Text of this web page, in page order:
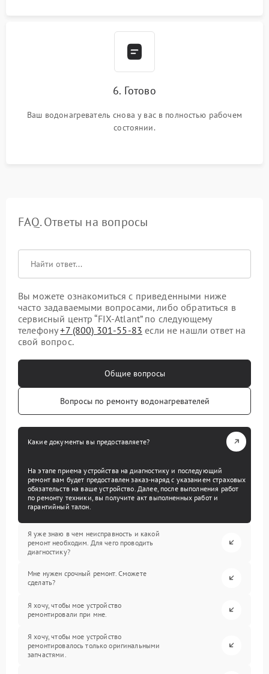
6. Готово
Ваш водонагреватель снова у вас в полностью рабочем
состоянии.
FAQ. Ответы на вопросы
Вы можете ознакомиться с приведенными ниже
часто задаваемыми вопросами, либо обратиться в
сервисный центр “FIX-Atlant” по следующему
телефону+7 (800) 301-55-83 если не нашли ответ на
свой вопрос.
Общие вопросы
Вопросы по ремонту водонагревателей
Какие документы вы предоставляете?
На этапе приема устройства на диагностику и последующий
ремонт вам будет предоставлен заказ-наряд с указанием страховых
обязательств на ваше устройство. Далее, после выполнения работ
по ремонту техники, вы получите акт выполненных работ и
гарантийный талон.
Я уже знаю в чем неисправность и какой
ремонт необходим. Для чего проводить
диагностику?
Мне нужен срочный ремонт. Сможете
сделать?
Я хочу, чтобы мое устройство
ремонтировали при мне.
Я хочу, чтобы мое устройство
ремонтировалось только оригинальными
запчастями.